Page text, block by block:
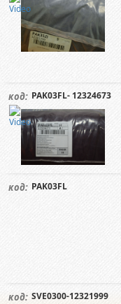
код: PAK03FL- 12324673
код: PAK03FL
код: SVE0300-12321999